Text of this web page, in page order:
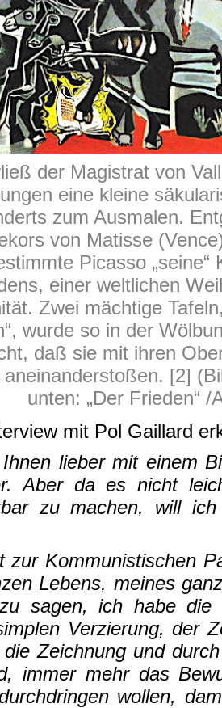
der Magistrat von
eine kleine
zum Ausmalen.
von Matisse
Picasso „seine“
einer weltlichen
Zwei mächtige
wurde so in der
daß sie mit ihren
[2]
unten: „Der Frieden“ /
mit Pol Gaillard
lieber mit einem
Aber da es nicht
zu machen, will
zur Kommunistischen
Lebens, meines
sagen, ich habe die
Verzierung, der
Zeichnung und
immer mehr das
wollen,